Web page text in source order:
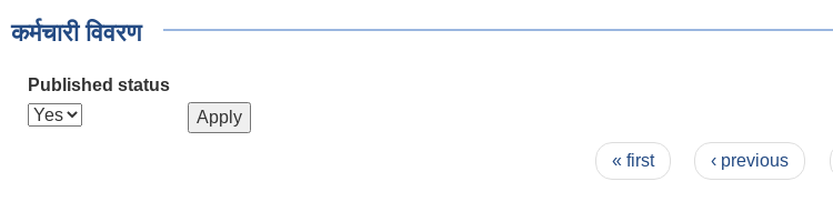
कर्मचारी विवरण
Published status
« first ‹ previous